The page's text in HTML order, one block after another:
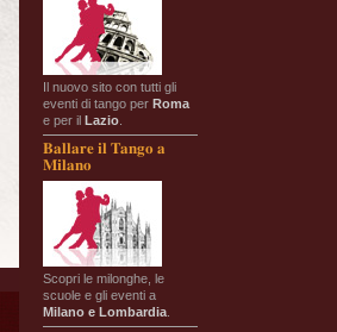
Il nuovo sito con tutti gli
eventi di tango per Roma
e per il Lazio
Ballare il Tango a
Milano
Scopri le milonghe, le
scuole e gli eventi a
Milano e Lombardia